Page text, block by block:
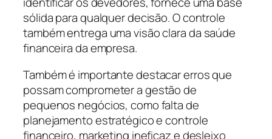
sólida para qualquer decisão. O controle
também entrega uma visão clara da saúde
financeira da empresa.
Também é importante destacar erros que
possam comprometer a gestão de
pequenos negócios, como falta de
planejamento estratégico e controle
financeiro, marketing ineficaz e desleixo